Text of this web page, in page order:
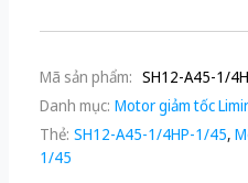
Mã sản phẩm: SH12-A45-1/
Danh mục: Motor giảm tốc
Thẻ: SH12-A45-1/4HP-1/45,
1/45